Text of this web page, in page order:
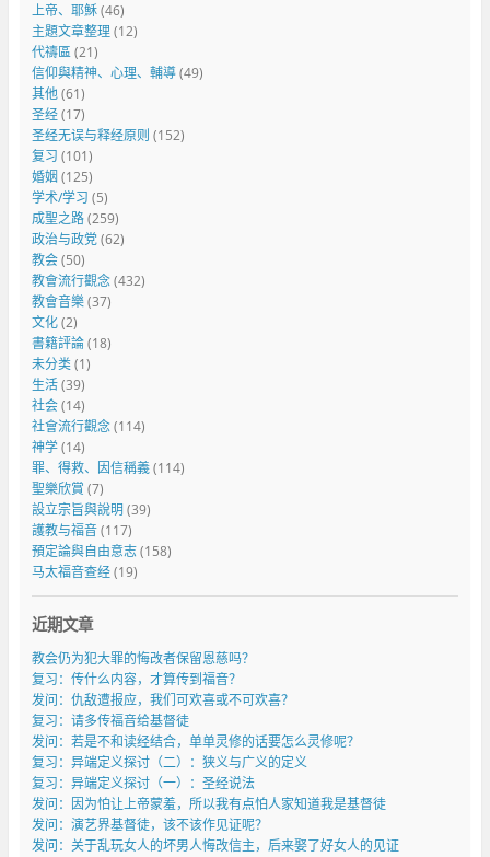
上帝、耶穌(46)
主題文章整理(12)
代禱區(21)
信仰與精神、心理、輔導(49)
其他(61)
圣经(17)
圣经无误与释经原则 (152)
复习 (101)
婚姻 (125)
学术/学习 (5)
成聖之路(259)
政治与政党(62)
教会(50)
教會流行觀念(432)
教會音樂(37)
文化(2)
書籍評論(18)
未分类(1)
生活(39)
社会(14)
社會流行觀念(114)
神学(14)
罪、得救、因信稱義(114)
聖樂欣賞 (7)
設立宗旨與說明 (39)
護教与福音(117)
預定論與自由意志(158)
马太福音查经(19)
近期文章
教会仍为犯大罪的悔改者保留恩慈吗？
复习：传什么内容，才算传到福音？
发问：仇敌遭报应，我们可欢喜或不可欢喜？
复习：请多传福音给基督徒
发问：若是不和读经结合，单单灵修的话要怎么灵修呢？
复习：异端定义探讨（二）：狭义与广义的定义
复习：异端定义探讨（一）：圣经说法
发问：因为怕让上帝蒙羞，所以我有点怕人家知道我是基督徒
发问：演艺界基督徒，该不该作见证呢？
发问：关于乱玩女人的坏男人悔改信主，后来娶了好女人的见证